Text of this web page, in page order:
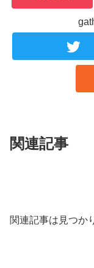
関連記事
関連記事は見つか